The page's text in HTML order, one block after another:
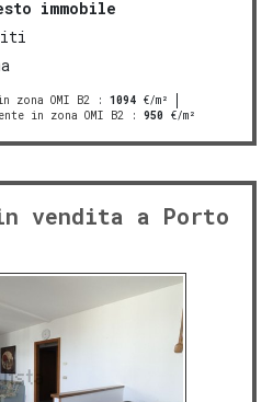
immobile
zona OMI B2 : 1094 €/m²
in zona OMI B2 : 950 €/m²
vendita a Porto